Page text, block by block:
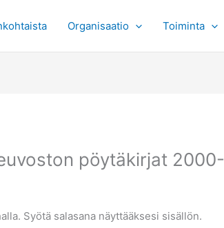
Organisaatio Toiminta
pöytäkirjat 2000-
Syötä salasana näyttääksesi sisällön.